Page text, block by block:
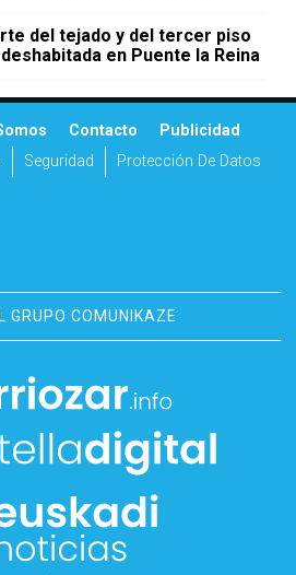
del tejado y del tercer piso
en Puente la Reina
Contacto
Publicidad
Seguridad Protección De Datos
GRUPO COMUNIKAZE